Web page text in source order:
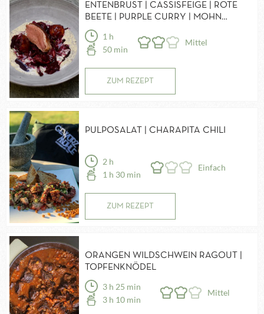
ENTENBRUST | CASSISFEIGE | ROTE
BEETE | PURPLE CURRY | MOHN
LORBEERSOSSE
1 h
50 min
Mittel
ZUM REZEPT
PULPOSALAT | CHARAPITA CHILI
2 h
1 h 30 min
Einfach
ZUM REZEPT
ORANGEN WILDSCHWEIN RAGOUT |
TOPFENKNÖDEL
3 h 25 min
3 h 10 min
Mittel